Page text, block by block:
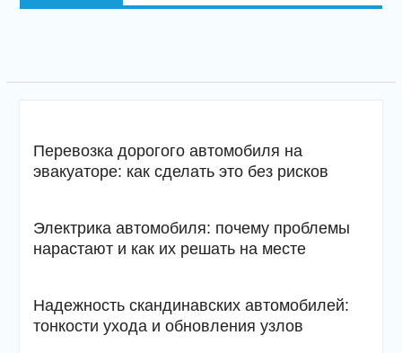
Перевозка дорогого автомобиля на
эвакуаторе: как сделать это без рисков
Электрика автомобиля: почему проблемы
нарастают и как их решать на месте
Надежность скандинавских автомобилей:
тонкости ухода и обновления узлов